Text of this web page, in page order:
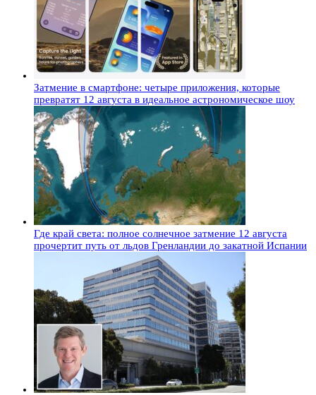
Затмение в смартфоне: четыре приложения, которые
превратят 12 августа в идеальное астрономическое шоу
Где край света: полное солнечное затмение 12 августа
прочертит путь от льдов Гренландии до закатной Испании